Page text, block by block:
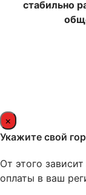
стабильно
×
Укажите свой
От этого
оплаты в ваш